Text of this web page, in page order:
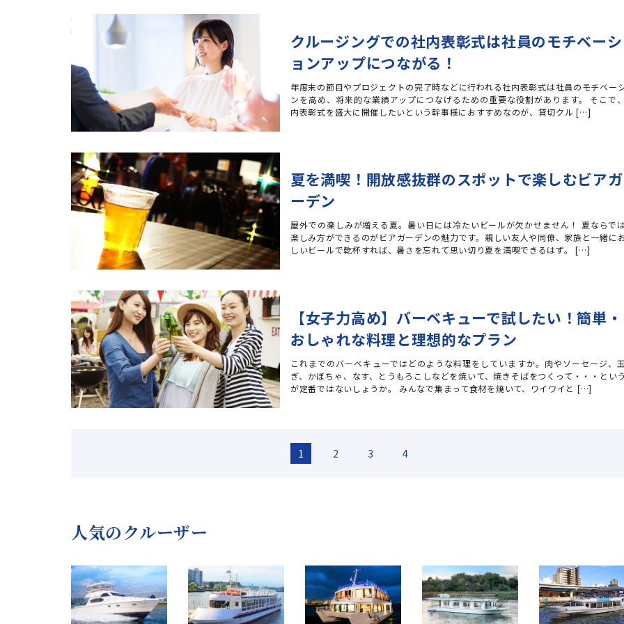
クルージングでの社内表彰式は社員のモチベーシ
ョンアップにつながる！
年度末の節目やプロジェクトの完了時などに行われる社内表彰式は社員のモチベー
ンを高め、将来的な業績アップにつなげるための重要な役割があります。 そこで
内表彰式を盛大に開催したいという幹事様におすすめなのが、貸切クル […]
夏を満喫！開放感抜群のスポットで楽しむビアガ
ーデン
屋外での楽しみが増える夏。暑い日には冷たいビールが欠かせません！ 夏ならで
楽しみ方ができるのがビアガーデンの魅力です。親しい友人や同僚、家族と一緒に
しいビールで乾杯すれば、暑さを忘れて思い切り夏を満喫できるはず。 […]
【女子力高め】バーベキューで試したい！簡単・
おしゃれな料理と理想的なプラン
これまでのバーベキューではどのような料理をしていますか。肉やソーセージ、
ぎ、かぼちゃ、なす、とうもろこしなどを焼いて、焼きそばをつくって・・・とい
が定番ではないしょうか。 みんなで集まって食材を焼いて、ワイワイと […]
1 2 3 4
人気のクルーザー